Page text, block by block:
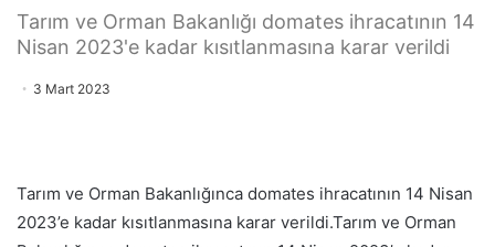
Tarım ve Orman Bakanlığı domates ihracatının 14
Nisan 2023'e kadar kısıtlanmasına karar verildi
3 Mart 2023
Tarım ve Orman Bakanlığınca domates ihracatının 14 Nisan
2023’e kadar kısıtlanmasına karar verildi.Tarım ve Orman